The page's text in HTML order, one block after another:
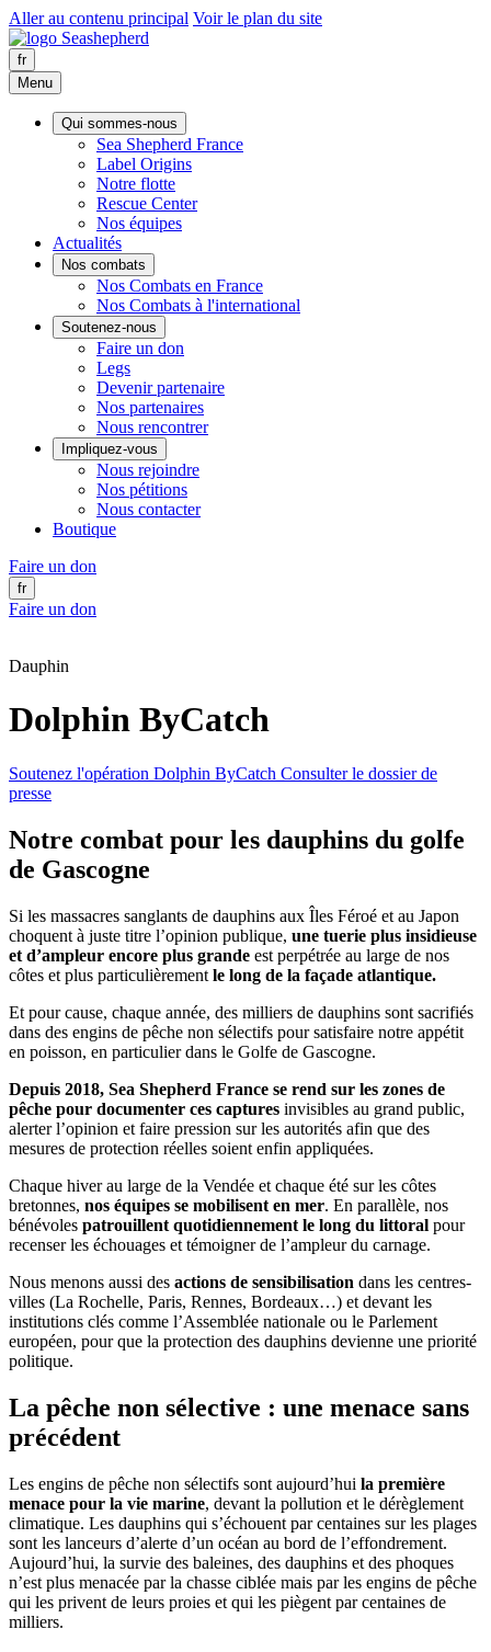
Aller au contenu principal Voir le plan du site
fr
Menu
Qui sommes-nous
Sea Shepherd France
Label Origins
Notre flotte
Rescue Center
Nos équipes
Actualités
Nos combats
Nos Combats en France
Nos Combats à l'international
Soutenez-nous
Faire un don
Legs
Devenir partenaire
Nos partenaires
Nous rencontrer
Impliquez-vous
Nous rejoindre
Nos pétitions
Nous contacter
Boutique
Faire un don
fr
Faire un don
Dauphin
Dolphin ByCatch
Soutenez l'opération Dolphin ByCatch Consulter le dossier de
presse
Notre combat pour les dauphins du golfe
de Gascogne
Si les massacres sanglants de dauphins aux Îles Féroé et au Japon
choquent à juste titre l’opinion publique, une tuerie plus insidieuse
et d’ampleur encore plus grande est perpétrée au large de nos
côtes et plus particulièrement le long de la façade atlantique.
Et pour cause, chaque année, des milliers de dauphins sont sacrifiés
dans des engins de pêche non sélectifs pour satisfaire notre appétit
en poisson, en particulier dans le Golfe de Gascogne.
Depuis 2018, Sea Shepherd France se rend sur les zones de
pêche pour documenter ces captures invisibles au grand public,
alerter l’opinion et faire pression sur les autorités afin que des
mesures de protection réelles soient enfin appliquées.
Chaque hiver au large de la Vendée et chaque été sur les côtes
bretonnes, nos équipes se mobilisent en mer. En parallèle, nos
bénévoles patrouillent quotidiennement le long du littoral pour
recenser les échouages et témoigner de l’ampleur du carnage.
Nous menons aussi des actions de sensibilisation dans les centres-
villes (La Rochelle, Paris, Rennes, Bordeaux…) et devant les
institutions clés comme l’Assemblée nationale ou le Parlement
européen, pour que la protection des dauphins devienne une priorité
politique.
La pêche non sélective : une menace sans
précédent
Les engins de pêche non sélectifs sont aujourd’hui la première
menace pour la vie marine, devant la pollution et le dérèglement
climatique. Les dauphins qui s’échouent par centaines sur les plages
sont les lanceurs d’alerte d’un océan au bord de l’effondrement.
Aujourd’hui, la survie des baleines, des dauphins et des phoques
n’est plus menacée par la chasse ciblée mais par les engins de pêche
qui les privent de leurs proies et qui les piègent par centaines de
milliers.